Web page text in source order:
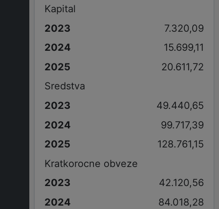
Kapital
7.320,09
15.699,11
20.611,72
Sredstva
49.440,65
99.717,39
128.761,15
Kratkorocne obveze
42.120,56
84.018,28